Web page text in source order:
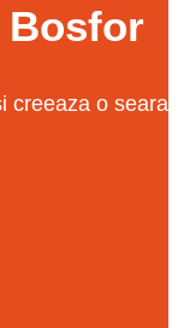
Bosfor
creeaza o seara